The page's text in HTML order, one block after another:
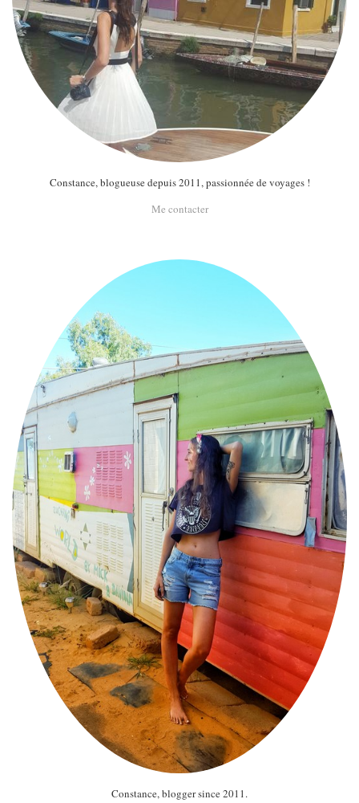
Constance, blogueuse depuis 2011, passionnée de voyages !
Me contacter
Constance, blogger since 2011.